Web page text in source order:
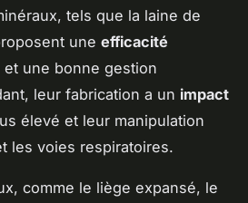
tels que la laine de
une efficacité
et une bonne gestion
leur fabrication a un impact
élevé et leur manipulation
les voies respiratoires.
comme le liège expansé, le